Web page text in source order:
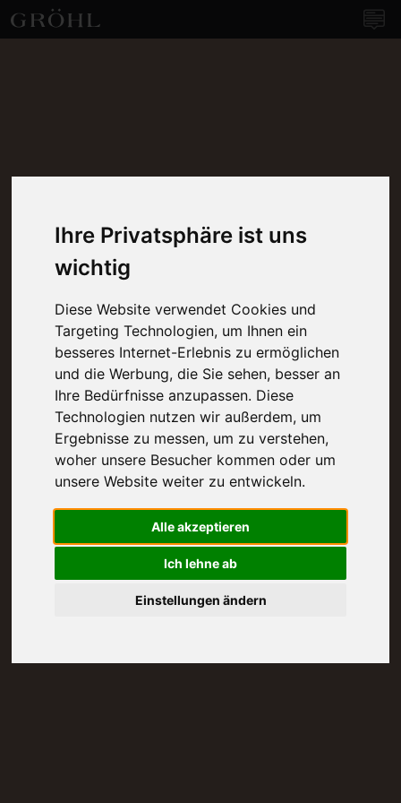
Ihre Privatsphäre ist uns
wichtig
Diese Website verwendet Cookies und
Targeting Technologien, um Ihnen ein
besseres Internet-Erlebnis zu ermöglichen
und die Werbung, die Sie sehen, besser an
Ihre Bedürfnisse anzupassen. Diese
Technologien nutzen wir außerdem, um
Ergebnisse zu messen, um zu verstehen,
woher unsere Besucher kommen oder um
unsere Website weiter zu entwickeln.
Alle akzeptieren
Ich lehne ab
Einstellungen ändern